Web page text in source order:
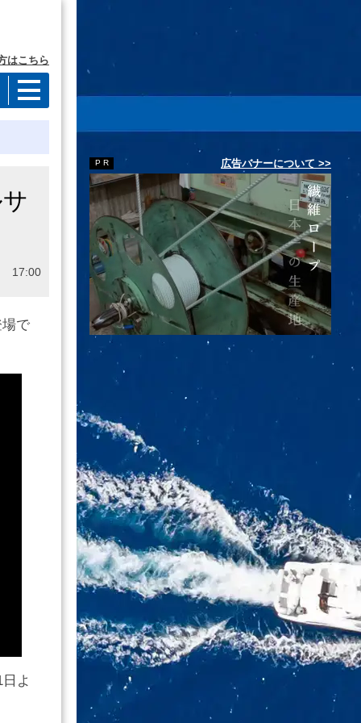
はこちら
広告バナーについて >>
) 17:00
で
よ